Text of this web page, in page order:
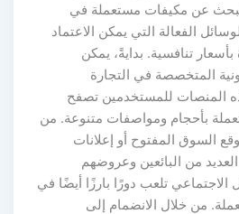
عن مكيفات مستعملة في
الفعالة التي يمكن الاعتماد
تنافسية. بدايةً، يمكن
المتخصصة في التجارة
المنصات للمستخدمين تصفح
بأحجام ومواصفات متنوعة. من
السوق المفتوح أو إعلانات
من البائعين وعروضهم
الاجتماعي تلعب دورًا بارزًا أيضًا في
من خلال الانضمام إلى